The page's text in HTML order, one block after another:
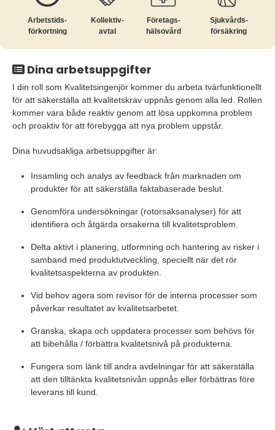
Arbetstids­
förkortning
Kollektiv­
avtal
Företags­
hälsovård
Sjukvårds­
försäkring
Dina arbetsuppgifter
I din roll som Kvalitetsingenjör kommer du arbeta tvärfunktionellt
för att säkerställa att kvalitetskrav uppnås genom alla led. Rollen
kommer vara både reaktiv genom att lösa uppkomna problem
och proaktiv för att förebygga att nya problem uppstår.
Dina huvudsakliga arbetsuppgifter är:
Insamling och analys av feedback från marknaden om
produkter för att säkerställa faktabaserade beslut.
Genomföra undersökningar (rotorsaksanalyser) för att
identifiera och åtgärda orsakerna till kvalitetsproblem.
Delta aktivt i planering, utformning och hantering av risker i
samband med produktutveckling, speciellt när det rör
kvalitetsaspekterna av produkten.
Vid behov agera som revisor för de interna processer som
påverkar resultatet av kvalitetsarbetet.
Granska, skapa och uppdatera processer som behövs för
att bibehålla / förbättra kvalitetsnivå på produkterna.
Fungera som länk till andra avdelningar för att säkerställa
att den tilltänkta kvalitetsnivån uppnås eller förbättras före
leverans till kund.